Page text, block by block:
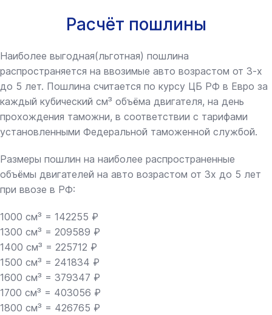
Расчёт пошлины
Наиболее выгодная(льготная) пошлина
распространяется на ввозимые авто возрастом от 3-х
до 5 лет. Пошлина считается по курсу ЦБ РФ в Евро за
каждый кубический см³ объёма двигателя, на день
прохождения таможни, в соответствии с тарифами
установленными Федеральной таможенной службой.
Размеры пошлин на наиболее распространенные
объёмы двигателей на авто возрастом от 3х до 5 лет
при ввозе в РФ:
1000 см³ = 142255 ₽
1300 см³ = 209589 ₽
1400 см³ = 225712 ₽
1500 см³ = 241834 ₽
1600 см³ = 379347 ₽
1700 см³ = 403056 ₽
1800 см³ = 426765 ₽